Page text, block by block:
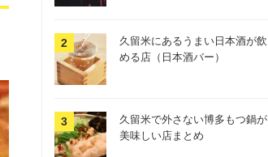
久留米にあるうまい日本酒が飲
める店（日本酒バー）
久留米で外さない博多もつ鍋が
美味しい店まとめ